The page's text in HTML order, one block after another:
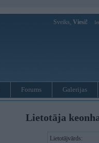
Sveiks, Viesi!
Forums Galerijas
Lietotāja
Lietotājvārds: